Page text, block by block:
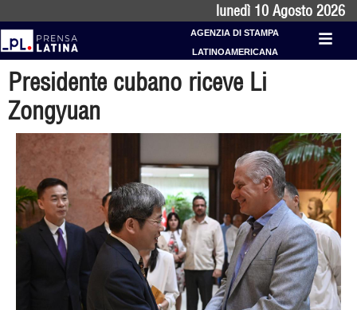
lunedì 10 Agosto 2026
AGENZIA DI STAMPA
LATINOAMERICANA
Presidente cubano riceve Li
Zongyuan